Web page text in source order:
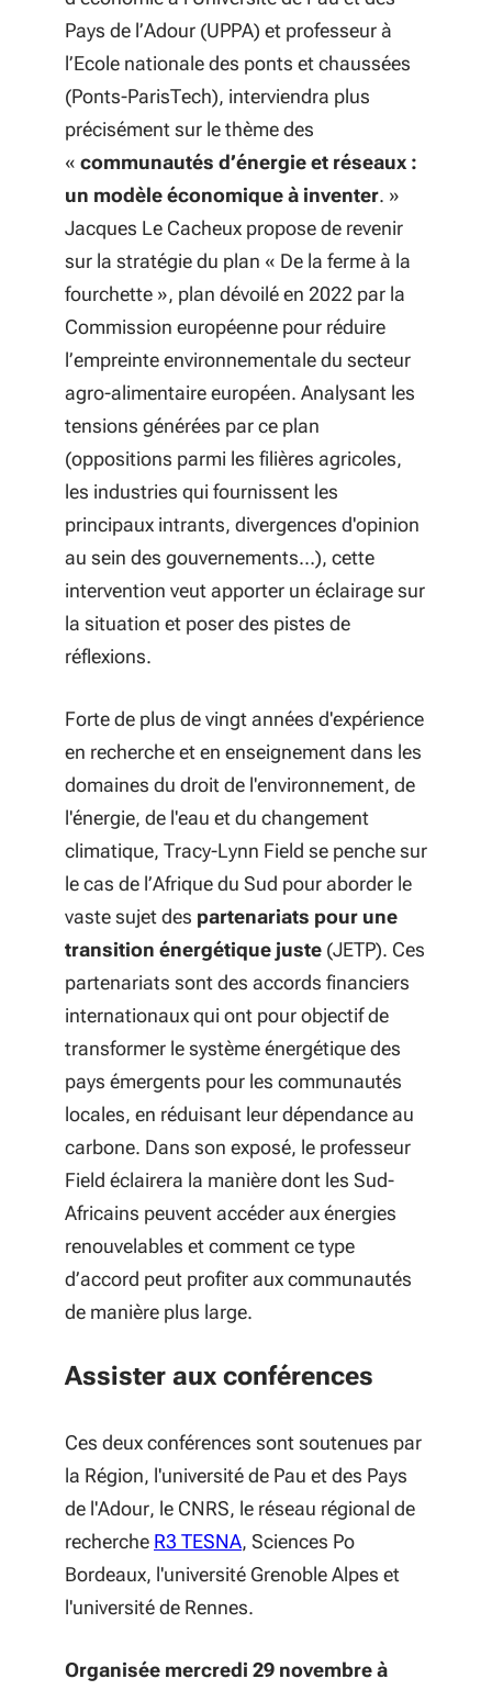
Pays de l’Adour (UPPA) et professeur à
l’Ecole nationale des ponts et chaussées
(Ponts-ParisTech), interviendra plus
précisément sur le thème des
« communautés d’énergie et réseaux :
un modèle économique à inventer. »
Jacques Le Cacheux propose de revenir
sur la stratégie du plan « De la ferme à la
fourchette », plan dévoilé en 2022 par la
Commission européenne pour réduire
l’empreinte environnementale du secteur
agro-alimentaire européen. Analysant les
tensions générées par ce plan
(oppositions parmi les filières agricoles,
les industries qui fournissent les
principaux intrants, divergences d'opinion
au sein des gouvernements…), cette
intervention veut apporter un éclairage sur
la situation et poser des pistes de
réflexions.
Forte de plus de vingt années d'expérience
en recherche et en enseignement dans les
domaines du droit de l'environnement, de
l'énergie, de l'eau et du changement
climatique, Tracy-Lynn Field se penche sur
le cas de l’Afrique du Sud pour aborder le
vaste sujet des partenariats pour une
transition énergétique juste (JETP). Ces
partenariats sont des accords financiers
internationaux qui ont pour objectif de
transformer le système énergétique des
pays émergents pour les communautés
locales, en réduisant leur dépendance au
carbone. Dans son exposé, le professeur
Field éclairera la manière dont les Sud-
Africains peuvent accéder aux énergies
renouvelables et comment ce type
d’accord peut profiter aux communautés
de manière plus large.
Assister aux conférences
Ces deux conférences sont soutenues par
la Région, l'université de Pau et des Pays
de l'Adour, le CNRS, le réseau régional de
recherche R3 TESNA(S'ouvre dans une nouvelle
, Sciences Po
Bordeaux, l'université Grenoble Alpes et
l'université de Rennes.
Organisée mercredi 29 novembre à